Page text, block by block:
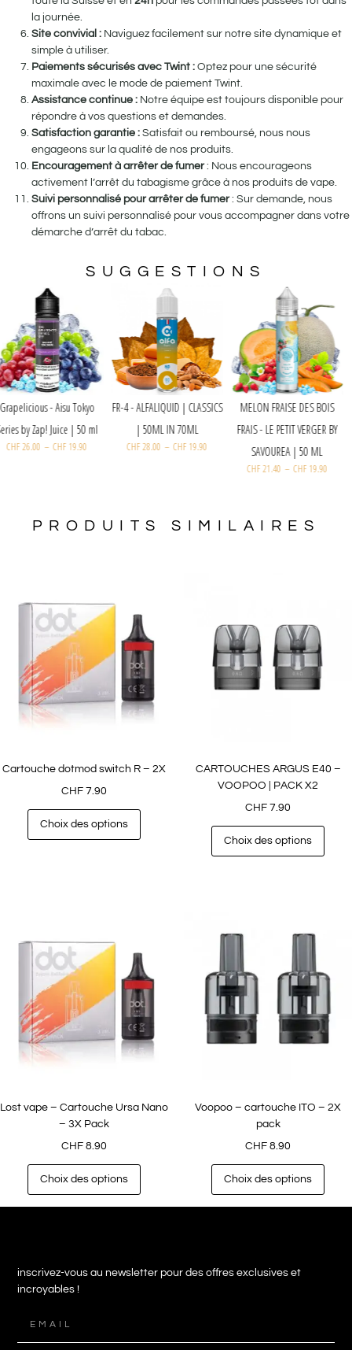
la journée.
Site convivial : Naviguez facilement sur notre site dynamique et
simple à utiliser.
Paiements sécurisés avec Twint : Optez pour une sécurité
maximale avec le mode de paiement Twint.
Assistance continue : Notre équipe est toujours disponible pour
répondre à vos questions et demandes.
Satisfaction garantie : Satisfait ou remboursé, nous nous
engageons sur la qualité de nos produits.
Encouragement à arrêter de fumer: Nous encourageons
activement l’arrêt du tabagisme grâce à nos produits de vape.
Suivi personnalisé pour arrêter de fumer: Sur demande, nous
offrons un suivi personnalisé pour vous accompagner dans votre
démarche d’arrêt du tabac.
SUGGESTIONS
MELON FRAISE DES BOIS
FRAIS - LE PETIT VERGER BY
SAVOUREA | 50 ML
CHF19.90
–
CHF21.40
FR-4 - ALFALIQUID | CLASSICS
| 50ML IN 70ML
CHF19.90
–
CHF28.00
Grapelicious - Aisu Tokyo
Series by Zap! Juice | 50 ml
CHF19.90
–
CHF26.00
PRODUITS SIMILAIRES
Cartouche dotmod switch R – 2X
CHF 7.90
Choix des options
CARTOUCHES ARGUS E40 –
VOOPOO | PACK X2
CHF 7.90
Choix des options
Lost vape – Cartouche Ursa Nano
– 3X Pack
CHF 8.90
Choix des options
Voopoo – cartouche ITO – 2X
pack
CHF 8.90
Choix des options
inscrivez-vous au newsletter pour des offres exclusives et
incroyables !